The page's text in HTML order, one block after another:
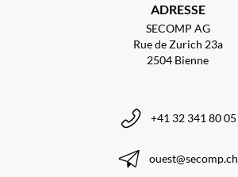
ADRESSE
SECOMP AG
Rue de Zurich 23a
2504 Bienne
+41 32 341 80 05
ouest@secomp.ch